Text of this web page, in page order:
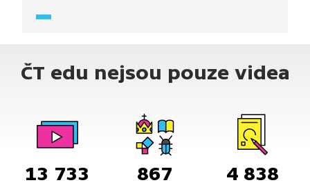
romantický příběh.
ČT edu nejsou pouze videa
13 733 867 4 838